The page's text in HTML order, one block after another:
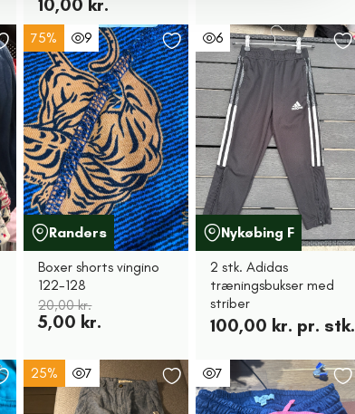
10,00 kr.
75% 9
Randers
Boxer shorts vingino
122-128
20,00 kr.
5,00 kr.
6
Nykøbing F
2 stk. Adidas
træningsbukser med
striber
100,00 kr. pr. stk.
25% 7 7